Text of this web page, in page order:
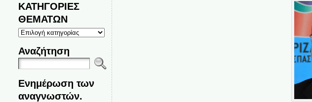
ΚΑΤΗΓΟΡΙΕΣ
ΘΕΜΑΤΩΝ
ΚΑΤΗΓΟΡΙΕΣ
ΘΕΜΑΤΩΝ
Αναζήτηση
Ενημέρωση των
αναγνωστών.